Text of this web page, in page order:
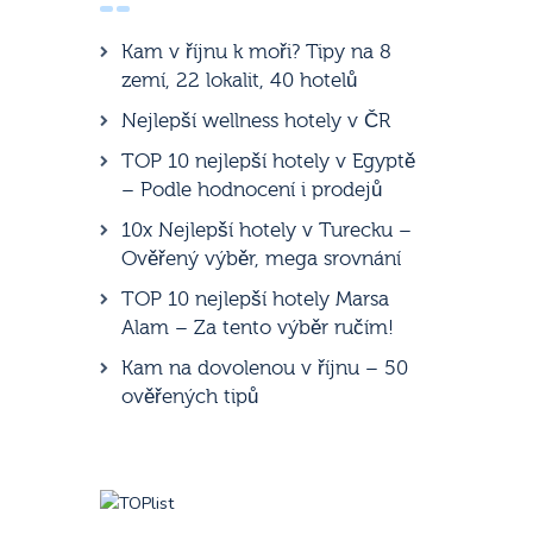
Kam v říjnu k moři? Tipy na 8
zemí, 22 lokalit, 40 hotelů
Nejlepší wellness hotely v ČR
TOP 10 nejlepší hotely v Egyptě
– Podle hodnocení i prodejů
10x Nejlepší hotely v Turecku –
Ověřený výběr, mega srovnání
TOP 10 nejlepší hotely Marsa
Alam – Za tento výběr ručím!
Kam na dovolenou v říjnu – 50
ověřených tipů